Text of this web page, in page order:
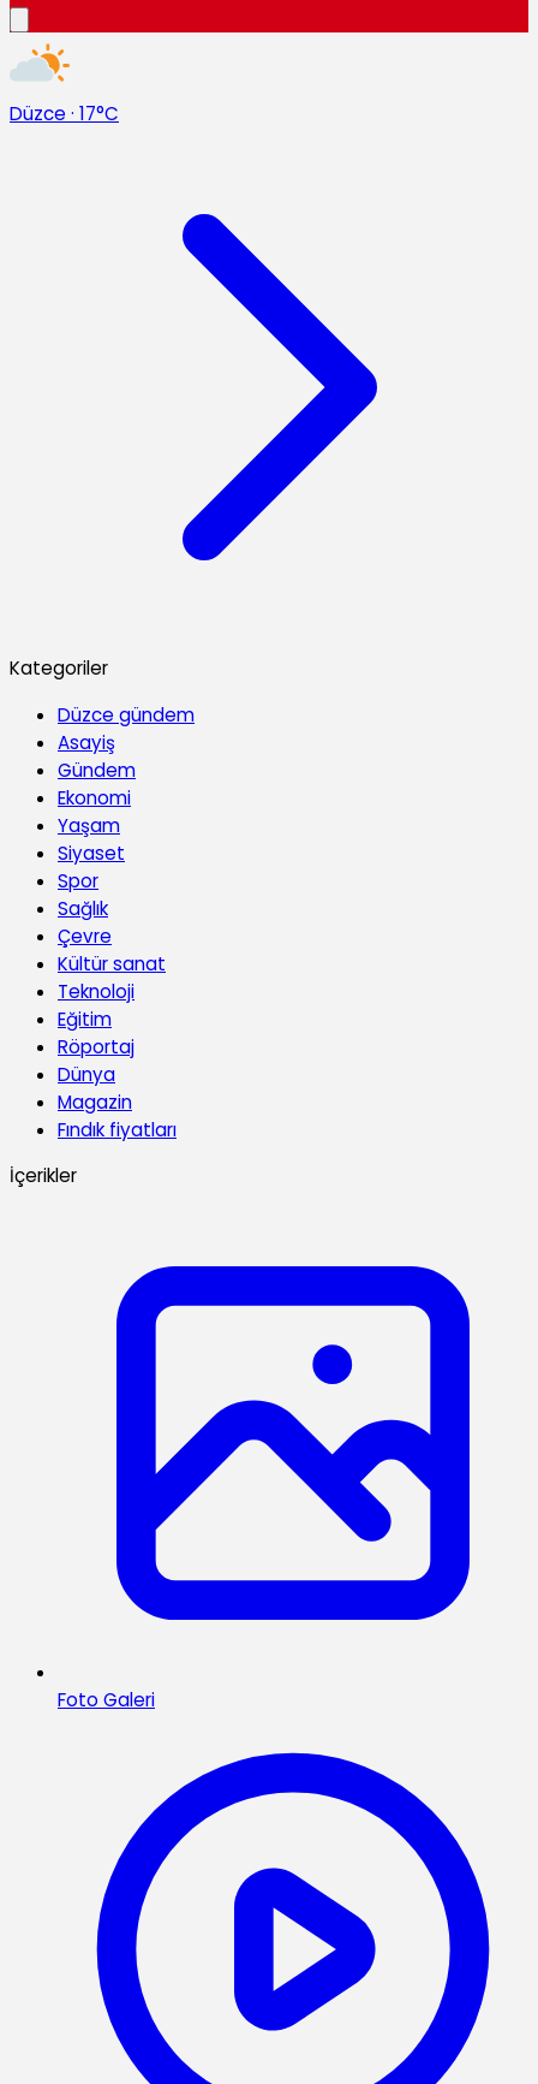
Düzce · 17°C
Kategoriler
Düzce gündem
Asayiş
Gündem
Ekonomi
Yaşam
Siyaset
Spor
Sağlık
Çevre
Kültür sanat
Teknoloji
Eğitim
Röportaj
Dünya
Magazin
Fındık fiyatları
İçerikler
Foto Galeri